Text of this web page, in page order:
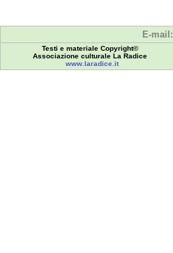
E-mail:
Testi e materiale Copyright©
Associazione culturale La Radice
www.laradice.it